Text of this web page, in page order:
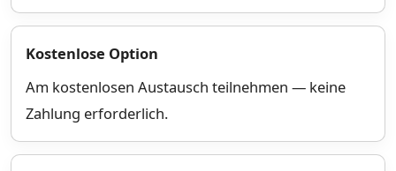
Kostenlose Option
Am kostenlosen Austausch teilnehmen — keine
Zahlung erforderlich.